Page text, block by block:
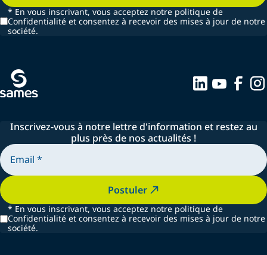
* En vous inscrivant, vous acceptez notre politique de
Confidentialité et consentez à recevoir des mises à jour de notre
société.
Inscrivez-vous à notre lettre d'information et restez au
plus près de nos actualités !
Postuler
* En vous inscrivant, vous acceptez notre politique de
Confidentialité et consentez à recevoir des mises à jour de notre
société.